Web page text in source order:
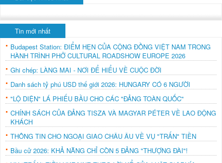
Tin mới nhất
Budapest Station: ĐIỂM HẸN CỦA CỘNG ĐỒNG VIỆT NAM TRONG
HÀNH TRÌNH PHỞ CULTURAL ROADSHOW EUROPE 2026
Ghi chép: LÀNG MAI - NƠI ĐỂ HIỂU VỀ CUỘC ĐỜI
Danh sách tỷ phú USD thế giới 2026: HUNGARY CÓ 6 NGƯỜI
"LỘ DIỆN" LÁ PHIẾU BẦU CHO CÁC "ĐẢNG TOÀN QUỐC"
CHÍNH SÁCH CỦA ĐẢNG TISZA VÀ MAGYAR PÉTER VỀ LAO ĐỘNG
KHÁCH
THÔNG TIN CHO NGOẠI GIAO CHÂU ÂU VỀ VỤ "TRẤN" TIỀN
Bầu cử 2026: KHẢ NĂNG CHỈ CÒN 5 ĐẢNG "THƯỢNG ĐÀI"!